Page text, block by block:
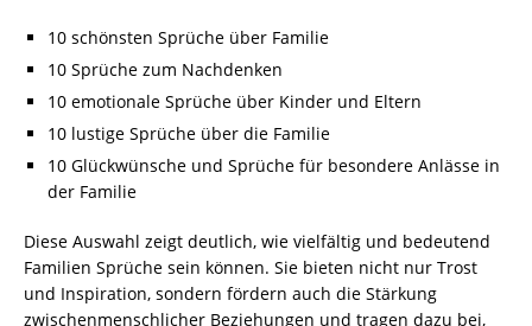
10 schönsten Sprüche über Familie
10 Sprüche zum Nachdenken
10 emotionale Sprüche über Kinder und Eltern
10 lustige Sprüche über die Familie
10 Glückwünsche und Sprüche für besondere Anlässe in
der Familie
Diese Auswahl zeigt deutlich, wie vielfältig und bedeutend
Familien Sprüche sein können. Sie bieten nicht nur Trost
und Inspiration, sondern fördern auch die Stärkung
zwischenmenschlicher Beziehungen und tragen dazu bei,